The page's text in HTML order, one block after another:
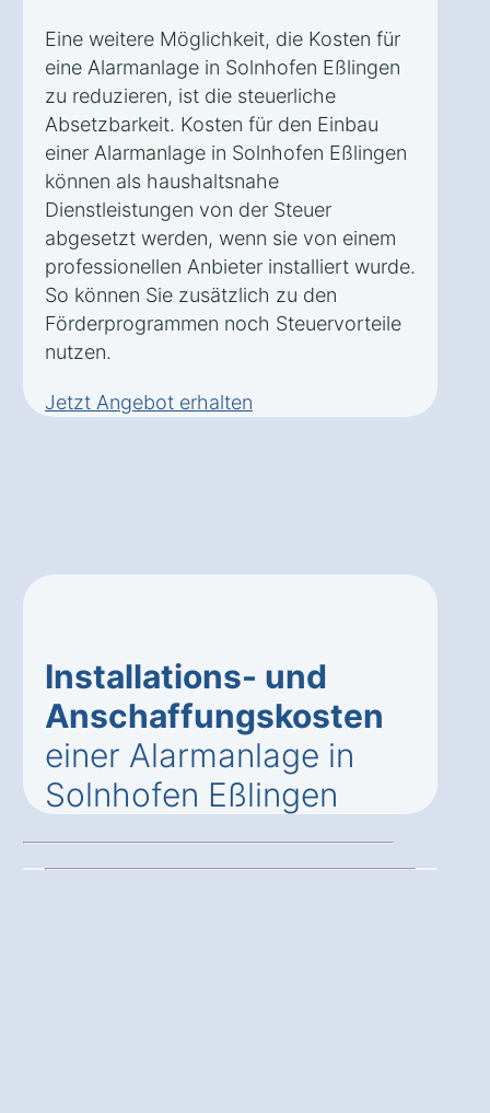
Eine weitere Möglichkeit, die Kosten für
eine Alarmanlage in Solnhofen Eßlingen
zu reduzieren, ist die steuerliche
Absetzbarkeit. Kosten für den Einbau
einer Alarmanlage in Solnhofen Eßlingen
können als haushaltsnahe
Dienstleistungen von der Steuer
abgesetzt werden, wenn sie von einem
professionellen Anbieter installiert wurde.
So können Sie zusätzlich zu den
Förderprogrammen noch Steuervorteile
nutzen.
Jetzt Angebot erhalten
Installations- und
Anschaffungskosten
einer Alarmanlage in
Solnhofen Eßlingen